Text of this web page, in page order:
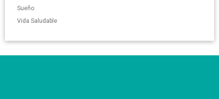
Sueño
Vida Saludable